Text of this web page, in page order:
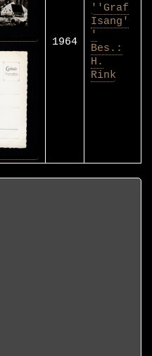
1964
''Graf
Isang'
'
Bes.:
H.
Rink